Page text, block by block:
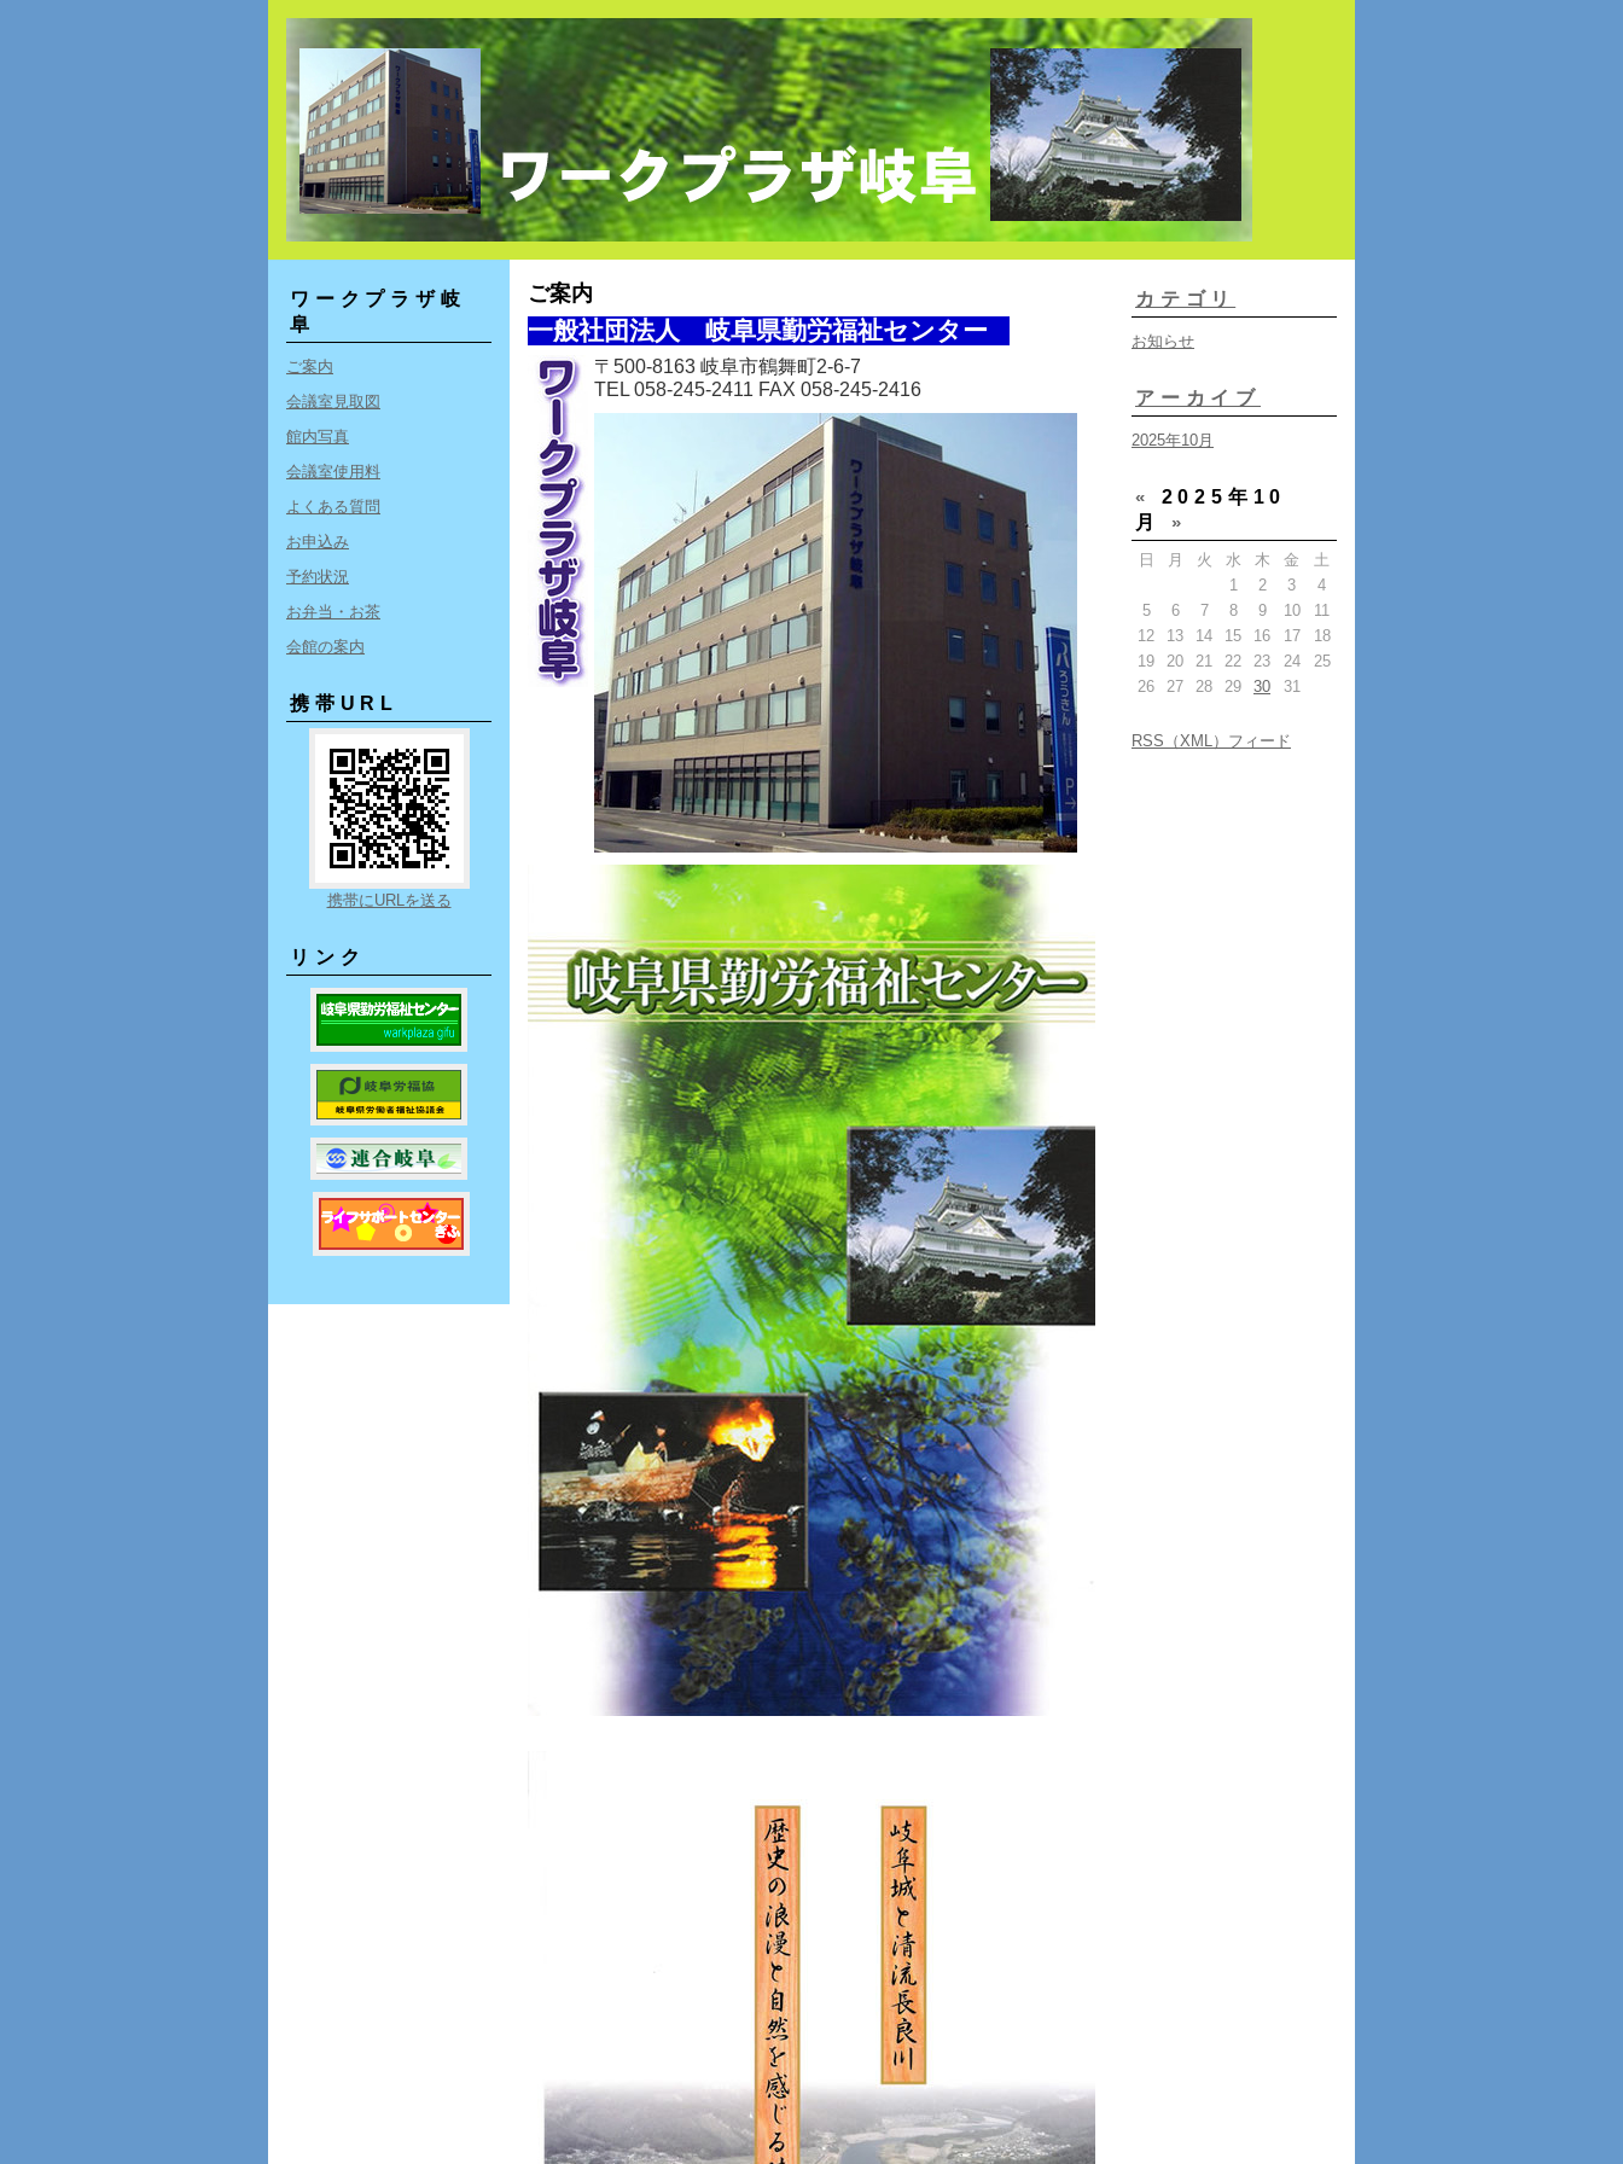
ワークプラザ岐
阜
ご案内
会議室見取図
館内写真
会議室使用料
よくある質問
お申込み
予約状況
お弁当・お茶
会館の案内
携帯URL
携帯にURLを送る
リンク
ご案内
一般社団法人 岐阜県勤労福祉センター
〒500-8163 岐阜市鶴舞町2-6-7
TEL 058-245-2411 FAX 058-245-2416
カテゴリ
お知らせ
アーカイブ
2025年10月
« 2025年10
月
»
日 月 火 水 木 金
土
1
2 3
4
5
6 7 8 9 10
11
12
13 14 15 16 17
18
19
20 21 22 23 24
25
26
27 28 29 30 31
RSS（XML）フィード